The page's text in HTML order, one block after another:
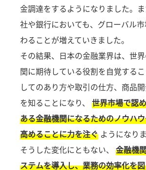
金調達をするようになりました。
社や銀行においても、グローバル
わることが増えていきました。
その結果、日本の金融業界は、世
関に期待している役割を自覚する
してのあり方や取引の仕方、商品
を知ることになり、 世界市場で認
ある金融機関になるためのノウハ
高めることに力を注ぐ ようになり
そうした変化にともない、 金融機
ステムを導入し、業務の効率化を